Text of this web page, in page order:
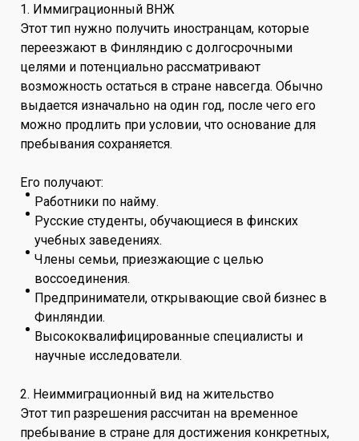
1. Иммиграционный ВНЖ
Этот тип нужно получить иностранцам, которые
переезжают в Финляндию с долгосрочными
целями и потенциально рассматривают
возможность остаться в стране навсегда. Обычно
выдается изначально на один год, после чего его
можно продлить при условии, что основание для
пребывания сохраняется.
Его получают:
Работники по найму.
Русские студенты, обучающиеся в финских
учебных заведениях.
Члены семьи, приезжающие с целью
воссоединения.
Предприниматели, открывающие свой бизнес в
Финляндии.
Высококвалифицированные специалисты и
научные исследователи.
2. Неиммиграционный вид на жительство
Этот тип разрешения рассчитан на временное
пребывание в стране для достижения конкретных,